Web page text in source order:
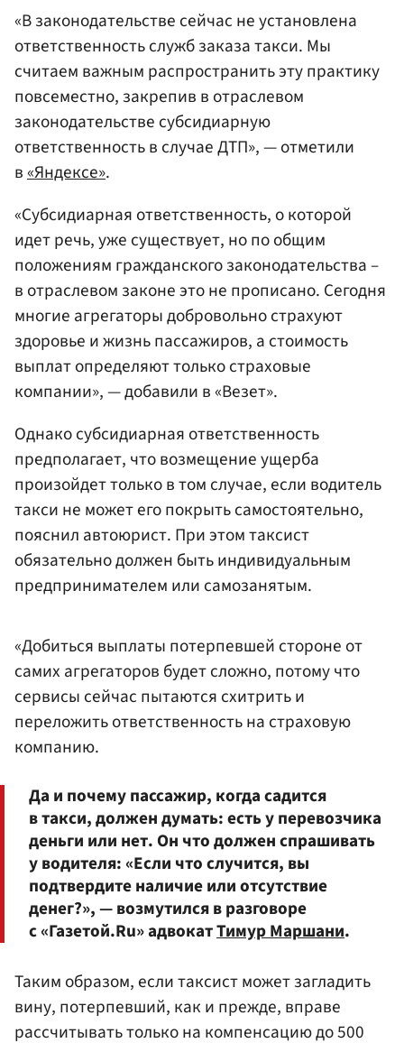
«В законодательстве сейчас не установлена
ответственность служб заказа такси. Мы
считаем важным распространить эту практику
повсеместно, закрепив в отраслевом
законодательстве субсидиарную
ответственность в случае ДТП», — отметили
в«Яндексе».
«Субсидиарная ответственность, о которой
идет речь, уже существует, но по общим
положениям гражданского законодательства –
в отраслевом законе это не прописано. Сегодня
многие агрегаторы добровольно страхуют
здоровье и жизнь пассажиров, а стоимость
выплат определяют только страховые
компании», — добавили в «Везет».
Однако субсидиарная ответственность
предполагает, что возмещение ущерба
произойдет только в том случае, если водитель
такси не может его покрыть самостоятельно,
пояснил автоюрист. При этом таксист
обязательно должен быть индивидуальным
предпринимателем или самозанятым.
«Добиться выплаты потерпевшей стороне от
самих агрегаторов будет сложно, потому что
сервисы сейчас пытаются схитрить и
переложить ответственность на страховую
компанию.
Да и почему пассажир, когда садится
в такси, должен думать: есть у перевозчика
деньги или нет. Он что должен спрашивать
у водителя: «Если что случится, вы
подтвердите наличие или отсутствие
денег?», — возмутился в разговоре
с «Газетой.Ru» адвокатТимур Маршани.
Таким образом, если таксист может загладить
вину, потерпевший, как и прежде, вправе
рассчитывать только на компенсацию до 500